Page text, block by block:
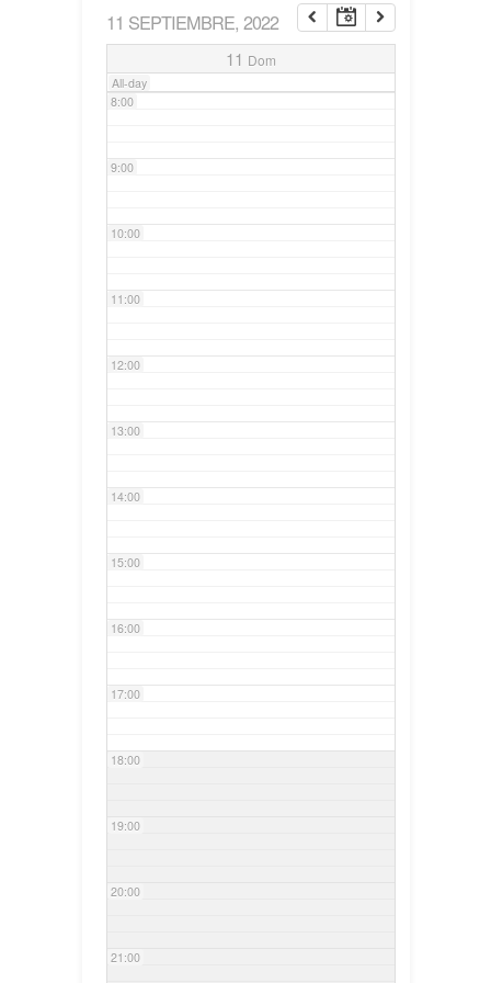
11 SEPTIEMBRE, 2022
11 Dom
All-day
7:00
8:00
9:00
10:00
11:00
12:00
13:00
14:00
15:00
16:00
17:00
18:00
19:00
20:00
21:00